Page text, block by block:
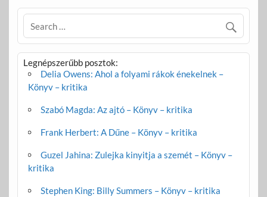
Legnépszerűbb posztok:
Delia Owens: Ahol a folyami rákok énekelnek –
Könyv – kritika
Szabó Magda: Az ajtó – Könyv – kritika
Frank Herbert: A Dűne – Könyv – kritika
Guzel Jahina: Zulejka kinyitja a szemét – Könyv –
kritika
Stephen King: Billy Summers – Könyv – kritika